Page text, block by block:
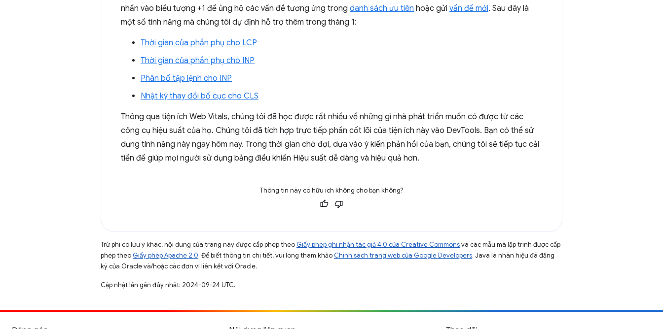
nhấn vào biểu tượng +1 để ủng hộ các vấn đề tương ứng trong danh sách ưu tiên hoặc gửi vấn đề mới. Sau đây là
một số tính năng mà chúng tôi dự định hỗ trợ thêm trong tháng 1:
Thời gian của phần phụ cho LCP
Thời gian của phần phụ cho INP
Phân bổ tập lệnh cho INP
Nhật ký thay đổi bố cục cho CLS
Thông qua tiện ích Web Vitals, chúng tôi đã học được rất nhiều về những gì nhà phát triển muốn có được từ các
công cụ hiệu suất của họ. Chúng tôi đã tích hợp trực tiếp phần cốt lõi của tiện ích này vào DevTools. Bạn có thể sử
dụng tính năng này ngay hôm nay. Trong thời gian chờ đợi, dựa vào ý kiến phản hồi của bạn, chúng tôi sẽ tiếp tục cải
tiến để giúp mọi người sử dụng bảng điều khiển Hiệu suất dễ dàng và hiệu quả hơn.
Thông tin này có hữu ích không cho bạn không?
Trừ phi có lưu ý khác, nội dung của trang này được cấp phép theo Giấy phép ghi nhận tác giả 4.0 của Creative Commonsvà các mẫu mã lập trình được cấp
phép theo Giấy phép Apache 2.0. Để biết thông tin chi tiết, vui lòng tham khảo Chính sách trang web của Google Developers. Java là nhãn hiệu đã đăng
ký của Oracle và/hoặc các đơn vị liên kết với Oracle.
Cập nhật lần gần đây nhất: 2024-09-24 UTC.